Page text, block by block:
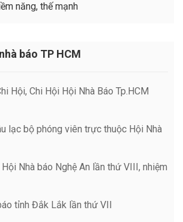
năng, thế mạnh
báo TP HCM
Hội, Chi Hội Hội Nhà Báo Tp.HCM
lạc bộ phóng viên trực thuộc Hội Nhà
Nhà báo Nghệ An lần thứ VIII, nhiệm
tỉnh Đắk Lắk lần thứ VII